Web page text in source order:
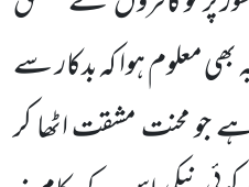
معلوم ہوا کہ بدکار سے
جو محنت مشقت اٹھا کر